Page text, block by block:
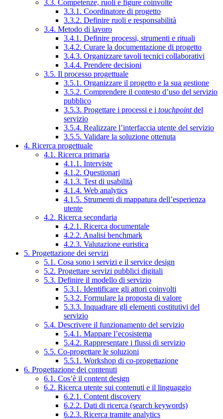
3.3. Competenze, ruoli e figure coinvolte
3.3.1. Coordinatore di progetto
3.3.2. Definire ruoli e responsabilità
3.4. Metodo di lavoro
3.4.1. Definire processi, strumenti e rituali
3.4.2. Curare la documentazione di progetto
3.4.3. Organizzare tavoli tecnici collaborativi
3.4.4. Prendere decisioni
3.5. Il processo progettuale
3.5.1. Organizzare il progetto e la sua gestione
3.5.2. Comprendere il contesto d’uso del servizio
pubblico
3.5.3. Progettare i processi e i touchpointdel
servizio
3.5.4. Realizzare l’interfaccia utente del servizio
3.5.5. Validare la soluzione ottenuta
4. Ricerca progettuale
4.1. Ricerca primaria
4.1.1. Interviste
4.1.2. Questionari
4.1.3. Test di usabilità
4.1.4. Web analytics
4.1.5. Strumenti di mappatura dell’esperienza
utente
4.2. Ricerca secondaria
4.2.1. Ricerca documentale
4.2.2. Analisi benchmark
4.2.3. Valutazione euristica
5. Progettazione dei servizi
5.1. Cosa sono i servizi e il service design
5.2. Progettare servizi pubblici digitali
5.3. Definire il modello di servizio
5.3.1. Identificare gli attori coinvolti
5.3.2. Formulare la proposta di valore
5.3.3. Inquadrare gli elementi costitutivi del
servizio
5.4. Descrivere il funzionamento del servizio
5.4.1. Mappare l’ecosistema
5.4.2. Rappresentare i flussi di servizio
5.5. Co-progettare le soluzioni
5.5.1. Workshop di co-progettazione
6. Progettazione dei contenuti
6.1. Cos’è il content design
6.2. Ricerca utente sui contenuti e il linguaggio
6.2.1. Content discovery
6.2.2. Dati di ricerca (search keywords)
6.2.3. Ricerca tramite analytics